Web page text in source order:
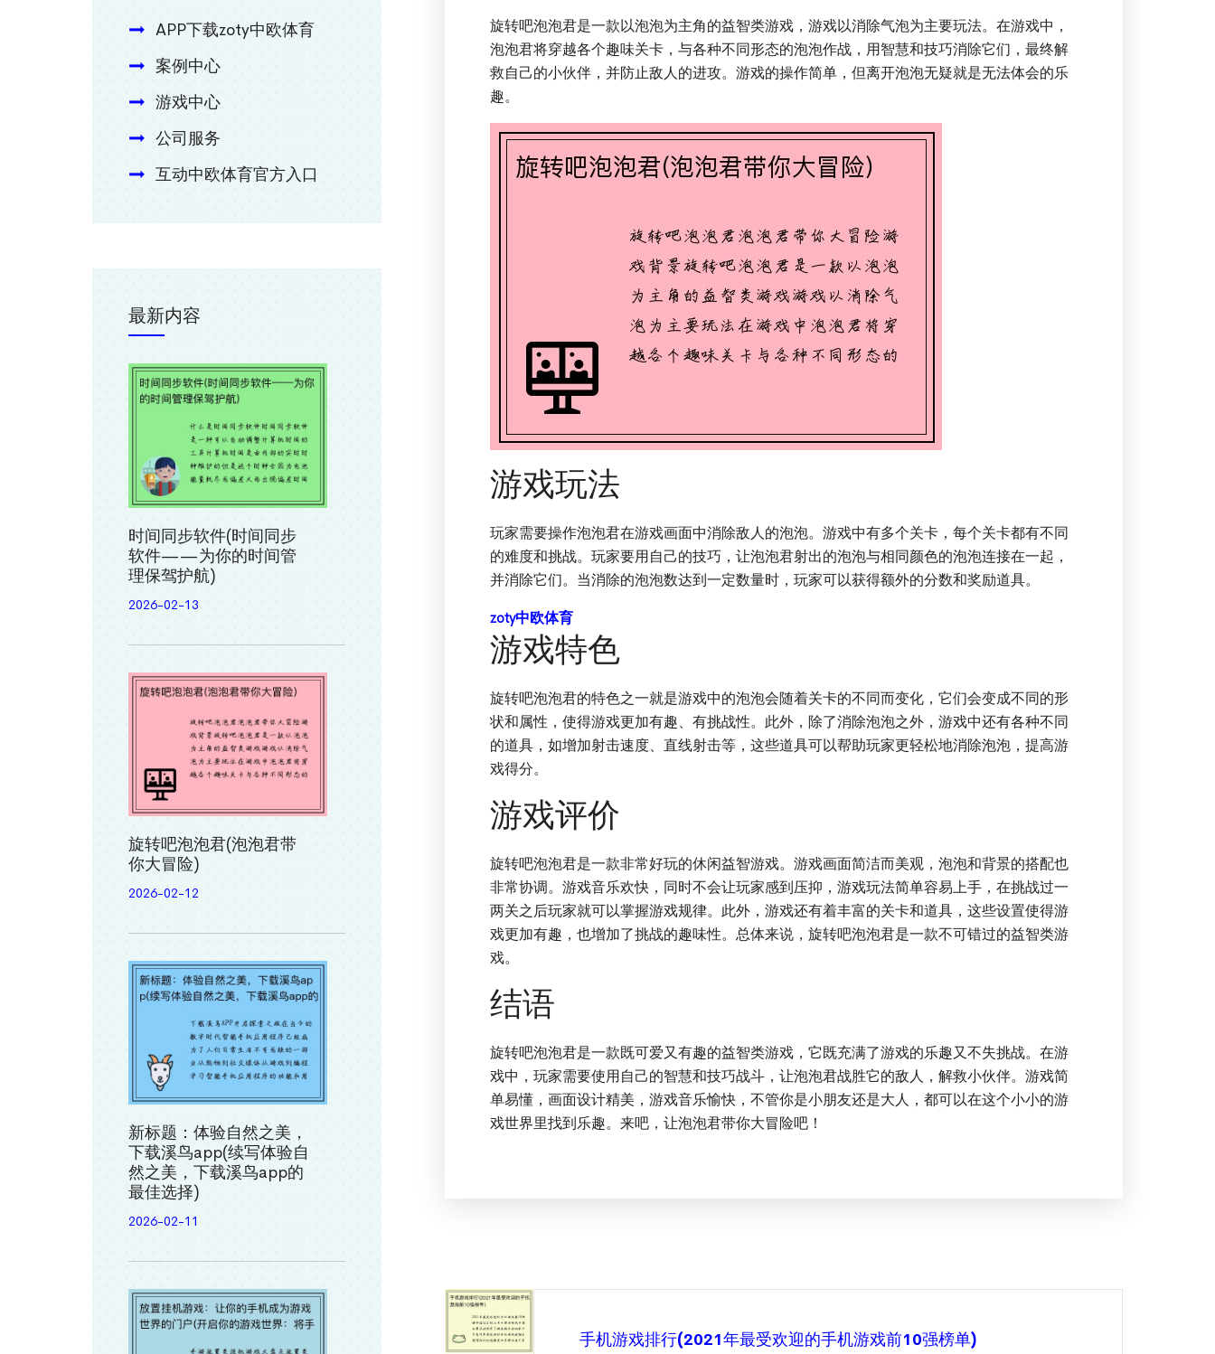
旋转吧泡泡君是一款以泡泡为主角的益智类游戏，游戏以消除气泡为主要玩法。在游戏中，
泡泡君将穿越各个趣味关卡，与各种不同形态的泡泡作战，用智慧和技巧消除它们，最终解
救自己的小伙伴，并防止敌人的进攻。游戏的操作简单，但离开泡泡无疑就是无法体会的乐
趣。
游戏玩法
玩家需要操作泡泡君在游戏画面中消除敌人的泡泡。游戏中有多个关卡，每个关卡都有不同
的难度和挑战。玩家要用自己的技巧，让泡泡君射出的泡泡与相同颜色的泡泡连接在一起，
并消除它们。当消除的泡泡数达到一定数量时，玩家可以获得额外的分数和奖励道具。
zoty中欧体育
游戏特色
旋转吧泡泡君的特色之一就是游戏中的泡泡会随着关卡的不同而变化，它们会变成不同的形
状和属性，使得游戏更加有趣、有挑战性。此外，除了消除泡泡之外，游戏中还有各种不同
的道具，如增加射击速度、直线射击等，这些道具可以帮助玩家更轻松地消除泡泡，提高游
戏得分。
游戏评价
旋转吧泡泡君是一款非常好玩的休闲益智游戏。游戏画面简洁而美观，泡泡和背景的搭配也
非常协调。游戏音乐欢快，同时不会让玩家感到压抑，游戏玩法简单容易上手，在挑战过一
两关之后玩家就可以掌握游戏规律。此外，游戏还有着丰富的关卡和道具，这些设置使得游
戏更加有趣，也增加了挑战的趣味性。总体来说，旋转吧泡泡君是一款不可错过的益智类游
戏。
结语
旋转吧泡泡君是一款既可爱又有趣的益智类游戏，它既充满了游戏的乐趣又不失挑战。在游
戏中，玩家需要使用自己的智慧和技巧战斗，让泡泡君战胜它的敌人，解救小伙伴。游戏简
单易懂，画面设计精美，游戏音乐愉快，不管你是小朋友还是大人，都可以在这个小小的游
戏世界里找到乐趣。来吧，让泡泡君带你大冒险吧！
手机游戏排行(2021年最受欢迎的手机游戏前10强榜单)
APP下载zoty中欧体育
案例中心
游戏中心
公司服务
互动中欧体育官方入口
最新内容
时间同步软件(时间同步
软件——为你的时间管
理保驾护航)
2026-02-13
旋转吧泡泡君(泡泡君带
你大冒险)
2026-02-12
新标题：体验自然之美，
下载溪鸟app(续写体验自
然之美，下载溪鸟app的
最佳选择)
2026-02-11